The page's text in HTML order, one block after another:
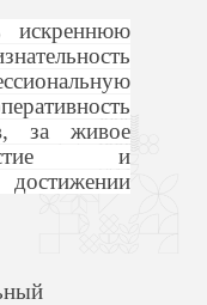
за живое
и